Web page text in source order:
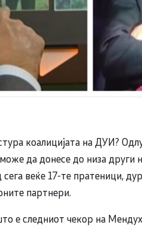
коалицијата на ДУИ?
да донесе до низа
веќе 17-те пратеници,
партнери.
е следниот чекор на